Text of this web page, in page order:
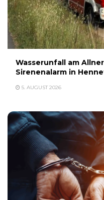
Wasserunfall am
Sirenenalarm in
5. AUGUST 2026